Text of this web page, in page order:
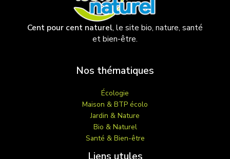
Cent pour cent naturel, le site bio, nature, santé
et bien-être.
Nos thématiques
Écologie
Maison & BTP écolo
Jardin & Nature
Bio & Naturel
Santé & Bien-être